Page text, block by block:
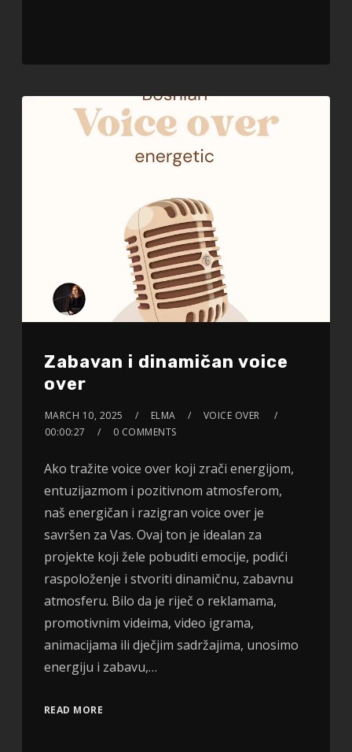
Zabavan i dinamičan voice
over
MARCH 10, 2025 ELMA
VOICE OVER
00:00:27
0 COMMENTS
Ako tražite voice over koji zrači energijom,
entuzijazmom i pozitivnom atmosferom,
naš energičan i razigran voice over je
savršen za Vas. Ovaj ton je idealan za
projekte koji žele pobuditi emocije, podići
raspoloženje i stvoriti dinamičnu, zabavnu
atmosferu. Bilo da je riječ o reklamama,
promotivnim videima, video igrama,
animacijama ili dječjim sadržajima, unosimo
energiju i zabavu,…
READ MORE